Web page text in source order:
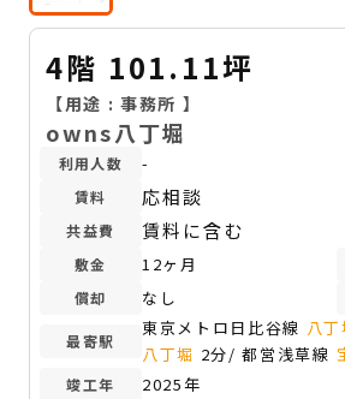
4階 101.11坪
【用途 :事務所 】
owns八丁堀
利用人数 -
賃料 応相談
共益費 賃料に含む
敷金 12ヶ月
償却 なし
最寄駅
東京メトロ日比谷線 八丁
八丁堀 2分/ 都営浅草線
竣工年 2025年